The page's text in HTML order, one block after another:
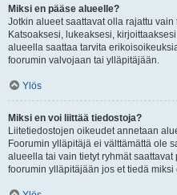
Miksi en pääse alueelle?
Jotkin alueet saattavat olla rajattu
Katsoaksesi, lukeaksesi,
alueella saattaa tarvita
foorumin valvojaan tai ylläpitäjään.
Ylös
Miksi en voi liittää tiedostoja?
Liitetiedostojen oikeudet annetaan
Foorumin ylläpitäjä ei välttämättä ole
alueella tai vain tietyt ryhmät
foorumin ylläpitäjään jos et tiedä